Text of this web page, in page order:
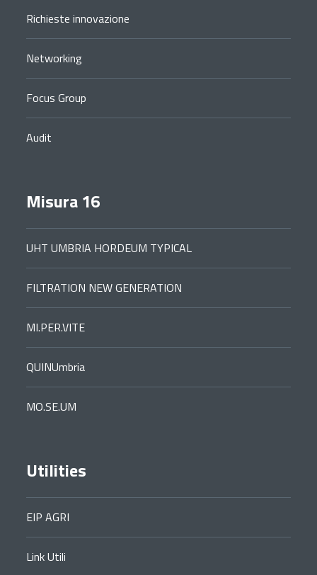
Richieste innovazione
Networking
Focus Group
Audit
Misura 16
UHT UMBRIA HORDEUM TYPICAL
FILTRATION NEW GENERATION
MI.PER.VITE
QUINUmbria
MO.SE.UM
Utilities
EIP AGRI
Link Utili